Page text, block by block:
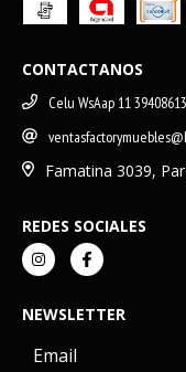
CONTACTANOS
Celu WsAap 11 39408613
Famatina 3039,
REDES SOCIALES
NEWSLETTER